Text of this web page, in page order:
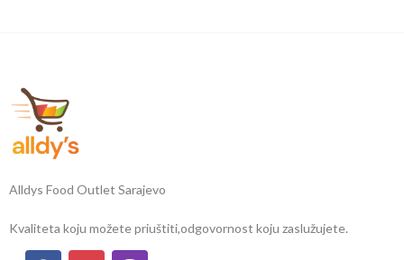
Alldys Food Outlet Sarajevo
Kvaliteta koju možete priuštiti,odgovornost koju zaslužujete.